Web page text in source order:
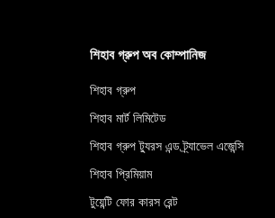
শিহাব গ্রুপ অব কোম্পানিজ
শিহাব গ্রুপ
শিহাব মার্ট লিমিটেড
শিহাব গ্রুপ ট্যুরস এন্ড ট্র্যাভেল এজেন্সি
শিহাব প্রিমিয়াম
টুয়েন্টি ফোর কারস রেন্ট